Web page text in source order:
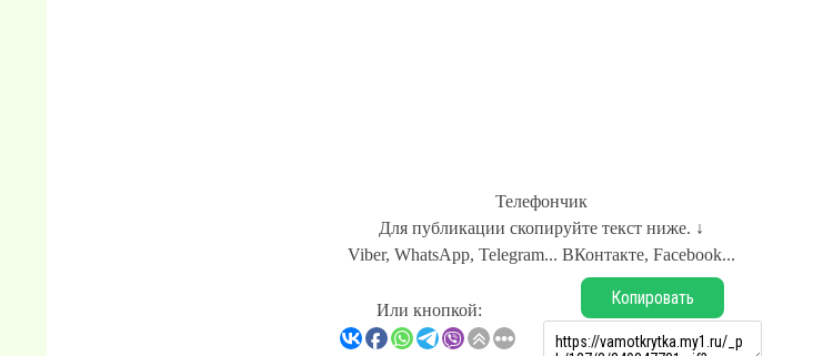
Телефончик
Для публикации скопируйте текст ниже. ↓
Viber, WhatsApp, Telegram... ВКонтакте, Facebook...
Или кнопкой:
Копировать